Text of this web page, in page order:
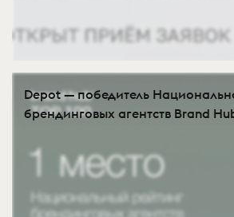
Depot — победитель
брендинговых агентств Brand